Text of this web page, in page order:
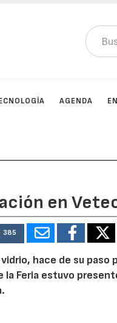
AGENDA
en
385
hace de su paso
la Feria estuvo